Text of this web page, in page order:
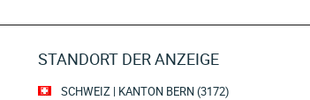
STANDORT DER ANZEIGE
SCHWEIZ | KANTON BERN (3172)